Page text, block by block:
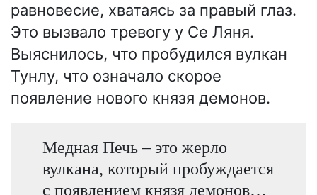
равновесие, хватаясь за правый глаз.
Это вызвало тревогу у Се Ляня.
Выяснилось, что пробудился вулкан
Тунлу, что означало скорое
появление нового князя демонов.
Медная Печь – это жерло
вулкана, который пробуждается
с появлением князя демонов…